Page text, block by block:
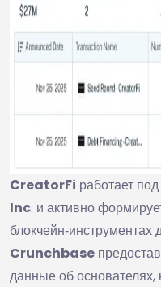
CreatorFi работает
Inc. и активно
блокчейн‑инструментах
Crunchbase
данные об основателях,